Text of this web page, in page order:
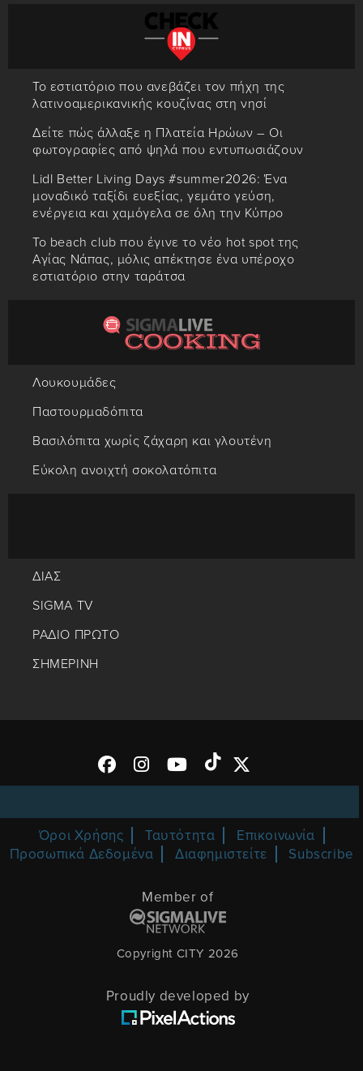
Το εστιατόριο που ανεβάζει τον πήχη της
λατινοαμερικανικής κουζίνας στη νησί
Δείτε πώς άλλαξε η Πλατεία Ηρώων – Οι
φωτογραφίες από ψηλά που εντυπωσιάζουν
Lidl Better Living Days #summer2026: Ένα
μοναδικό ταξίδι ευεξίας, γεμάτο γεύση,
ενέργεια και χαμόγελα σε όλη την Κύπρο
Το beach club που έγινε το νέο hot spot της
Αγίας Νάπας, μόλις απέκτησε ένα υπέροχο
εστιατόριο στην ταράτσα
Λουκουμάδες
Παστουρμαδόπιτα
Βασιλόπιτα χωρίς ζάχαρη και γλουτένη
Εύκολη ανοιχτή σοκολατόπιτα
ΔΙΑΣ
SIGMA TV
ΡΑΔΙΟ ΠΡΩΤΟ
ΣΗΜΕΡΙΝΗ
Όροι Χρήσης Ταυτότητα
Επικοινωνία
Προσωπικά Δεδομένα
Διαφημιστείτε Subscribe
Member of
Copyright CITY 2026
Proudly developed by